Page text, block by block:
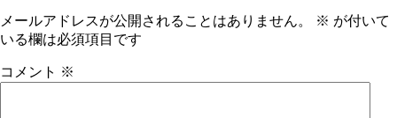
メールアドレスが公開されることはありません。 ※ が付いて
いる欄は必須項目です
コメント ※